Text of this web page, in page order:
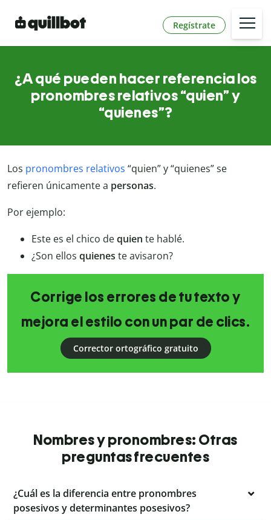
Regístrate
¿A qué pueden hacer referencia los
pronombres relativos “quien” y
“quienes”?
Los pronombres relativos “quien” y “quienes” se
refieren únicamente a personas.
Por ejemplo:
Este es el chico dequien te hablé.
¿Son ellos quienes te avisaron?
Corrige los errores de tu texto y
mejora el estilo con un par de clics.
Corrector ortográfico gratuito
Nombres y pronombres: Otras
preguntas frecuentes
¿Cuál es la diferencia entre pronombres
posesivos y determinantes posesivos?